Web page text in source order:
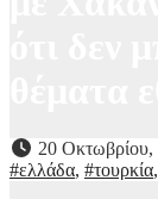
20 Οκτωβρίου,
#ελλάδα, #τουρκία,